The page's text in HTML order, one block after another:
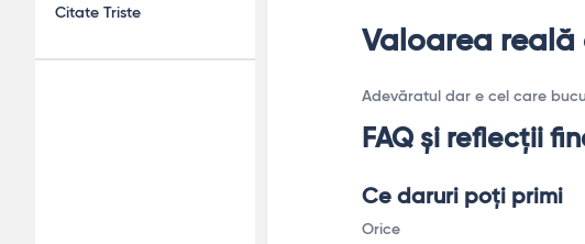
Valoarea
Adevăratul dar e cel care
FAQ și reflecții
Ce daruri poți primi
Orice
Citate Triste